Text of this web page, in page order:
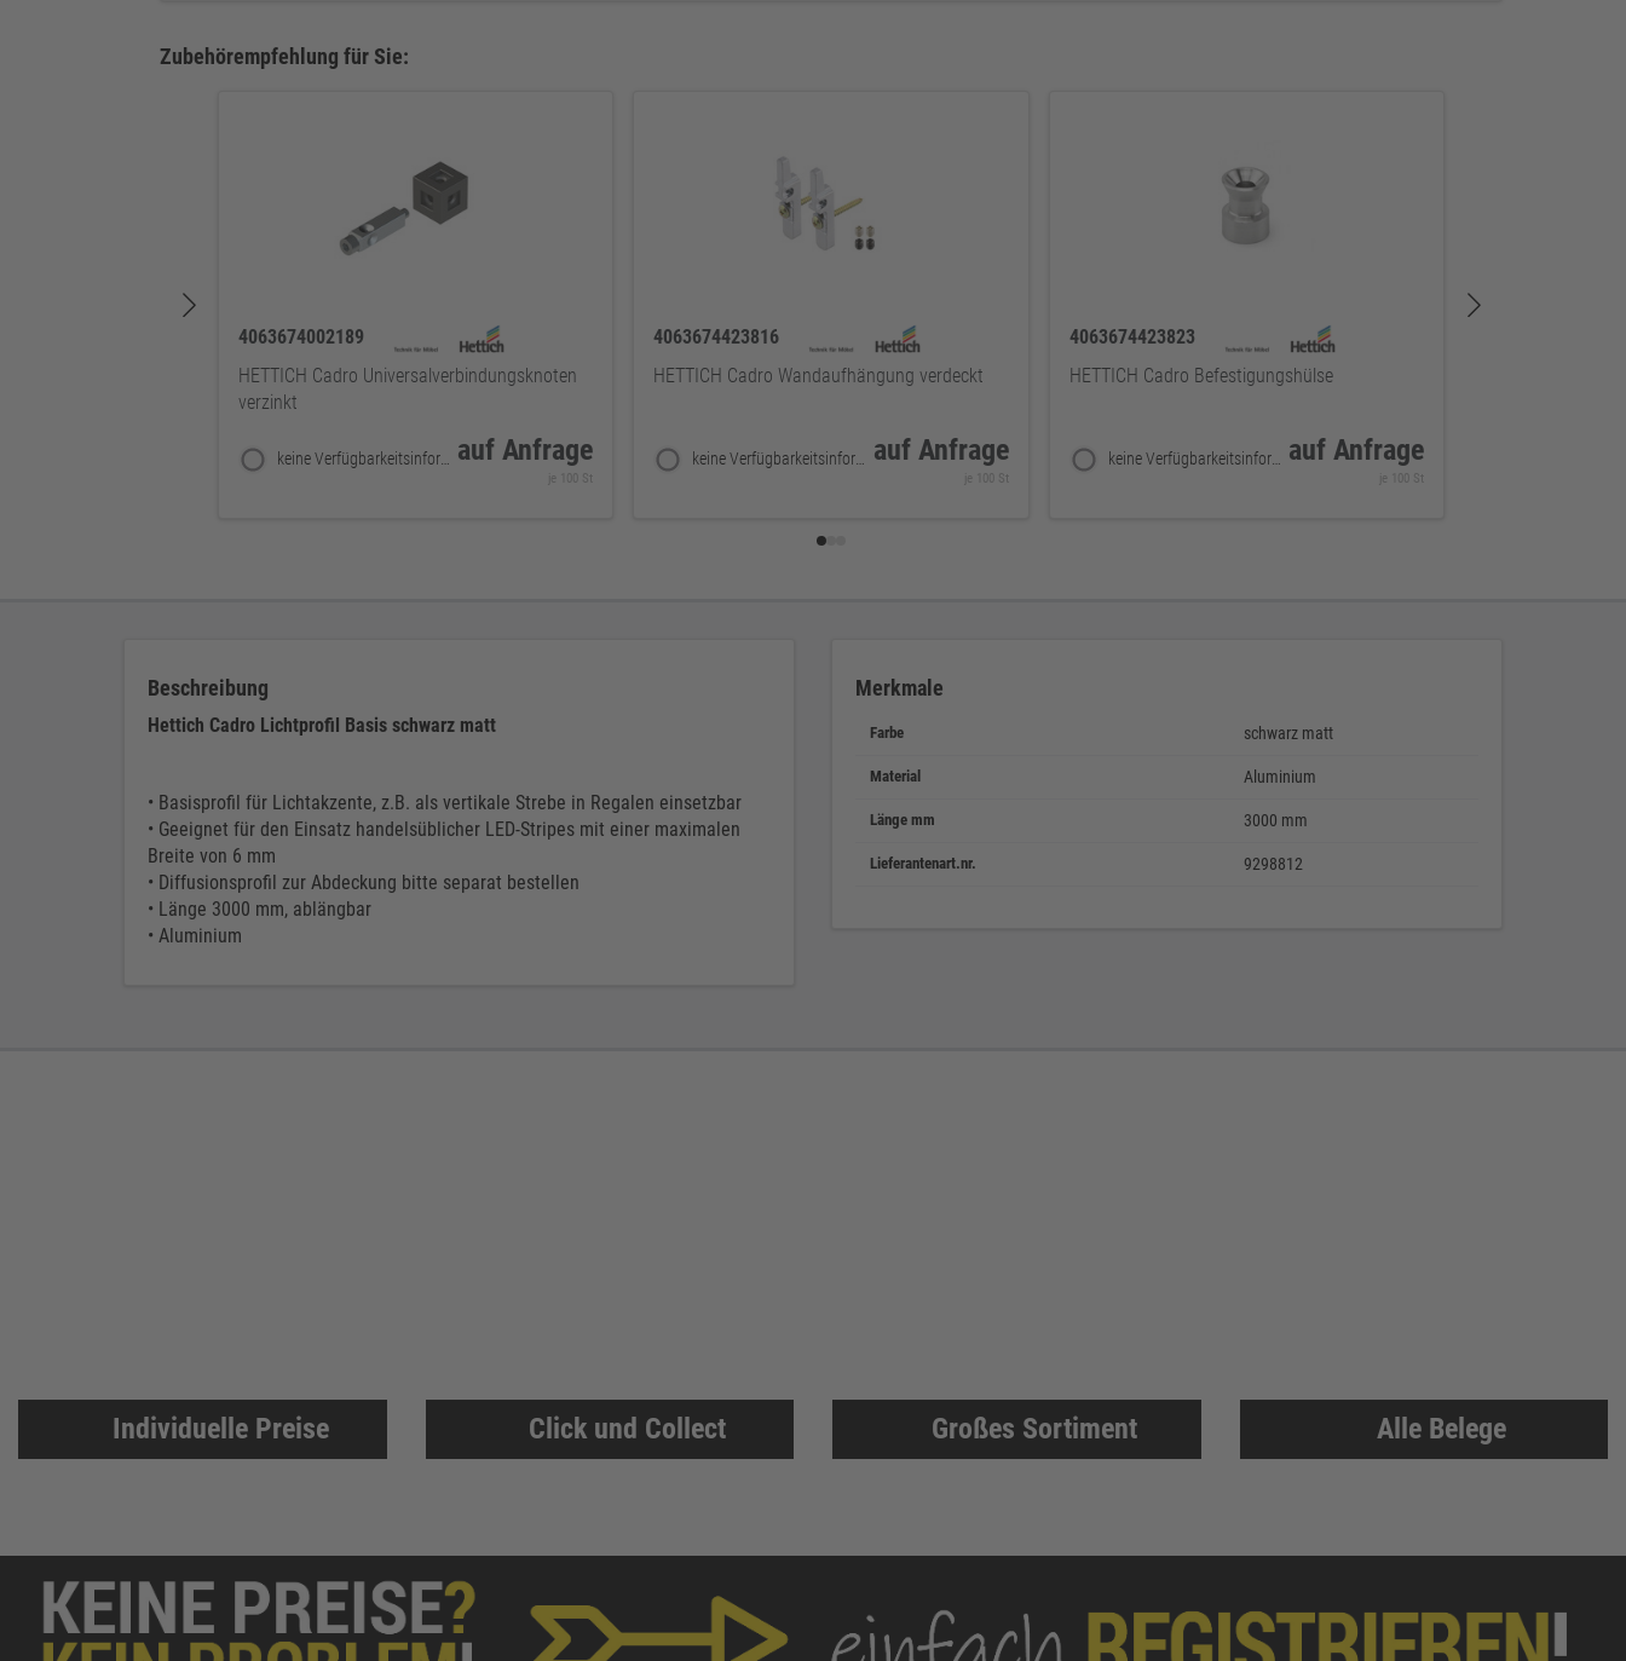
Zubehörempfehlung für Sie:
4063674002189
HETTICH Cadro Universalverbindungsknoten
verzinkt
keine Verfügbarkeitsinformationen auf Anfrage
je 100 St
4063674423816
HETTICH Cadro Wandaufhängung verdeckt
keine Verfügbarkeitsinformationen auf Anfrage
je 100 St
4063674423823
HETTICH Cadro Befestigungshülse
keine Verfügbarkeitsinformationen auf Anfrage
je 100 St
Beschreibung
Hettich Cadro Lichtprofil Basis schwarz matt
• Basisprofil für Lichtakzente, z.B. als vertikale Strebe in Regalen einsetzbar
• Geeignet für den Einsatz handelsüblicher LED-Stripes mit einer maximalen
Breite von 6 mm
• Diffusionsprofil zur Abdeckung bitte separat bestellen
• Länge 3000 mm, ablängbar
• Aluminium
Merkmale
Farbe schwarz matt
Material Aluminium
Länge mm 3000 mm
Lieferantenart.nr. 9298812
Individuelle Preise Click und Collect Großes Sortiment Alle Belege